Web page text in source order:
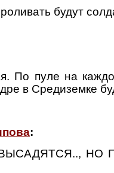
будут
По пуле на
в Средиземке
:
НО